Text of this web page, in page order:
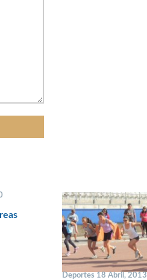
Deportes 18 Abril, 2013